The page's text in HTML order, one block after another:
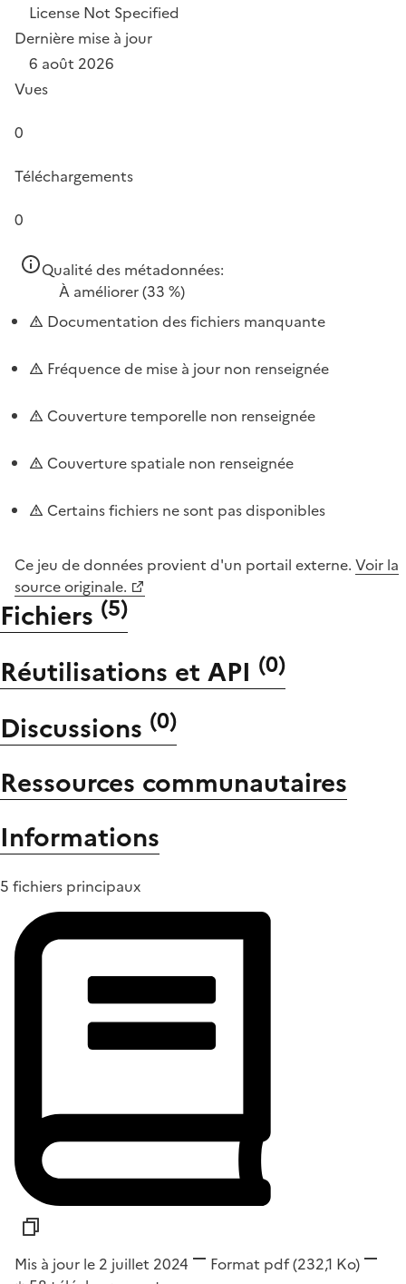
License Not Specified
Dernière mise à jour
6 août 2026
Vues
0
Téléchargements
0
Qualité des métadonnées:
À améliorer(33 %)
Documentation des fichiers manquante
Fréquence de mise à jour non renseignée
Couverture temporelle non renseignée
Couverture spatiale non renseignée
Certains fichiers ne sont pas disponibles
Ce jeu de données provient d'un portail externe. Voir la
source originale.
Fichiers (5)
Réutilisations et API (0)
Discussions (0)
Ressources communautaires
Informations
5 fichiers principaux
Mis à jour le 2 juillet 2024 Format pdf(232,1 Ko)